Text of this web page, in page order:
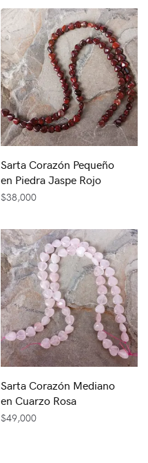
Sarta Corazón Pequeño
en Piedra Jaspe Rojo
$38,000
Sarta Corazón Mediano
en Cuarzo Rosa
$49,000